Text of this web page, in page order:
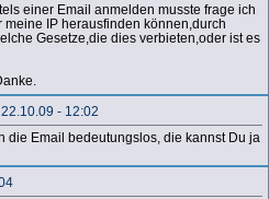
einer Email anmelden musste frage ich
IP herausfinden können,durch
Gesetze,die dies verbieten,oder ist es
22.10.09 - 12:02
die Email bedeutungslos, die kannst Du ja